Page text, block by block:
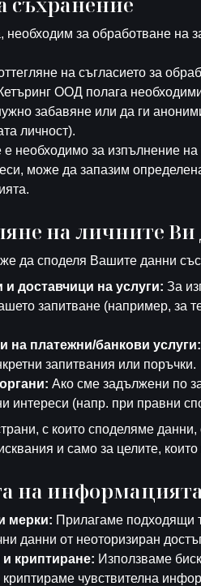
необходим за обработване на
на съгласието за
ООД полага
забавяне или да ги
личност).
е необходимо за изпълнение
може да запазим
на личните
да споделя Вашите данни със
и доставчици на услуги: За
запитване (например, за
на платежни/банкови услуги:
запитвания или поръчки.
Ако сме задължени по
интереси (напр. при правни
с които споделяме
и само за целите,
на
мерки: Прилагаме подходящи
данни от неоторизиран
и криптиране: Използваме
криптираме чувствителна